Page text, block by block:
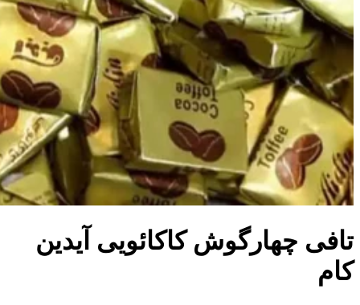
تافی چهارگوش کاکائویی آیدین
کام